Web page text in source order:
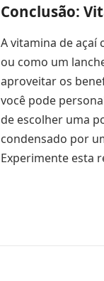
Conclusão:
A vitamina de açaí
ou como um
aproveitar os
você pode
de escolher uma
condensado por
Experimente esta